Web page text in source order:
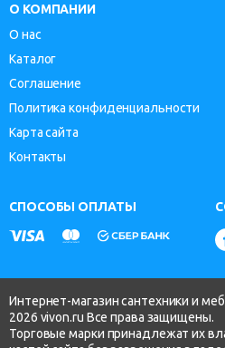
О КОМПАНИИ
О нас
Каталог
Соглашение
Политика конфиденциальности
Карта сайта
Контакты
СПОСОБЫ ОПЛАТЫ
Интернет-магазин сантехники и
2026 vivon.ru Все права защищены.
Торговые марки принадлежат их